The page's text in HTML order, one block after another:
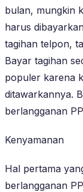
bulan, mungkin
harus
tagihan telpon,
Bayar tagihan
populer karena
ditawarkannya.
berlangganan
Kenyamanan
Hal pertama
berlangganan